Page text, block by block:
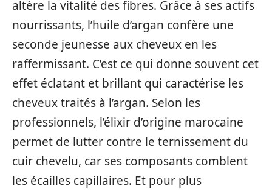
altère la vitalité des fibres. Grâce à ses actifs
nourrissants, l’huile d’argan confère une
seconde jeunesse aux cheveux en les
raffermissant. C’est ce qui donne souvent cet
effet éclatant et brillant qui caractérise les
cheveux traités à l’argan. Selon les
professionnels, l’élixir d’origine marocaine
permet de lutter contre le ternissement du
cuir chevelu, car ses composants comblent
les écailles capillaires. Et pour plus